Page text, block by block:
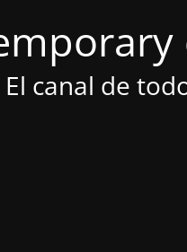
El canal de